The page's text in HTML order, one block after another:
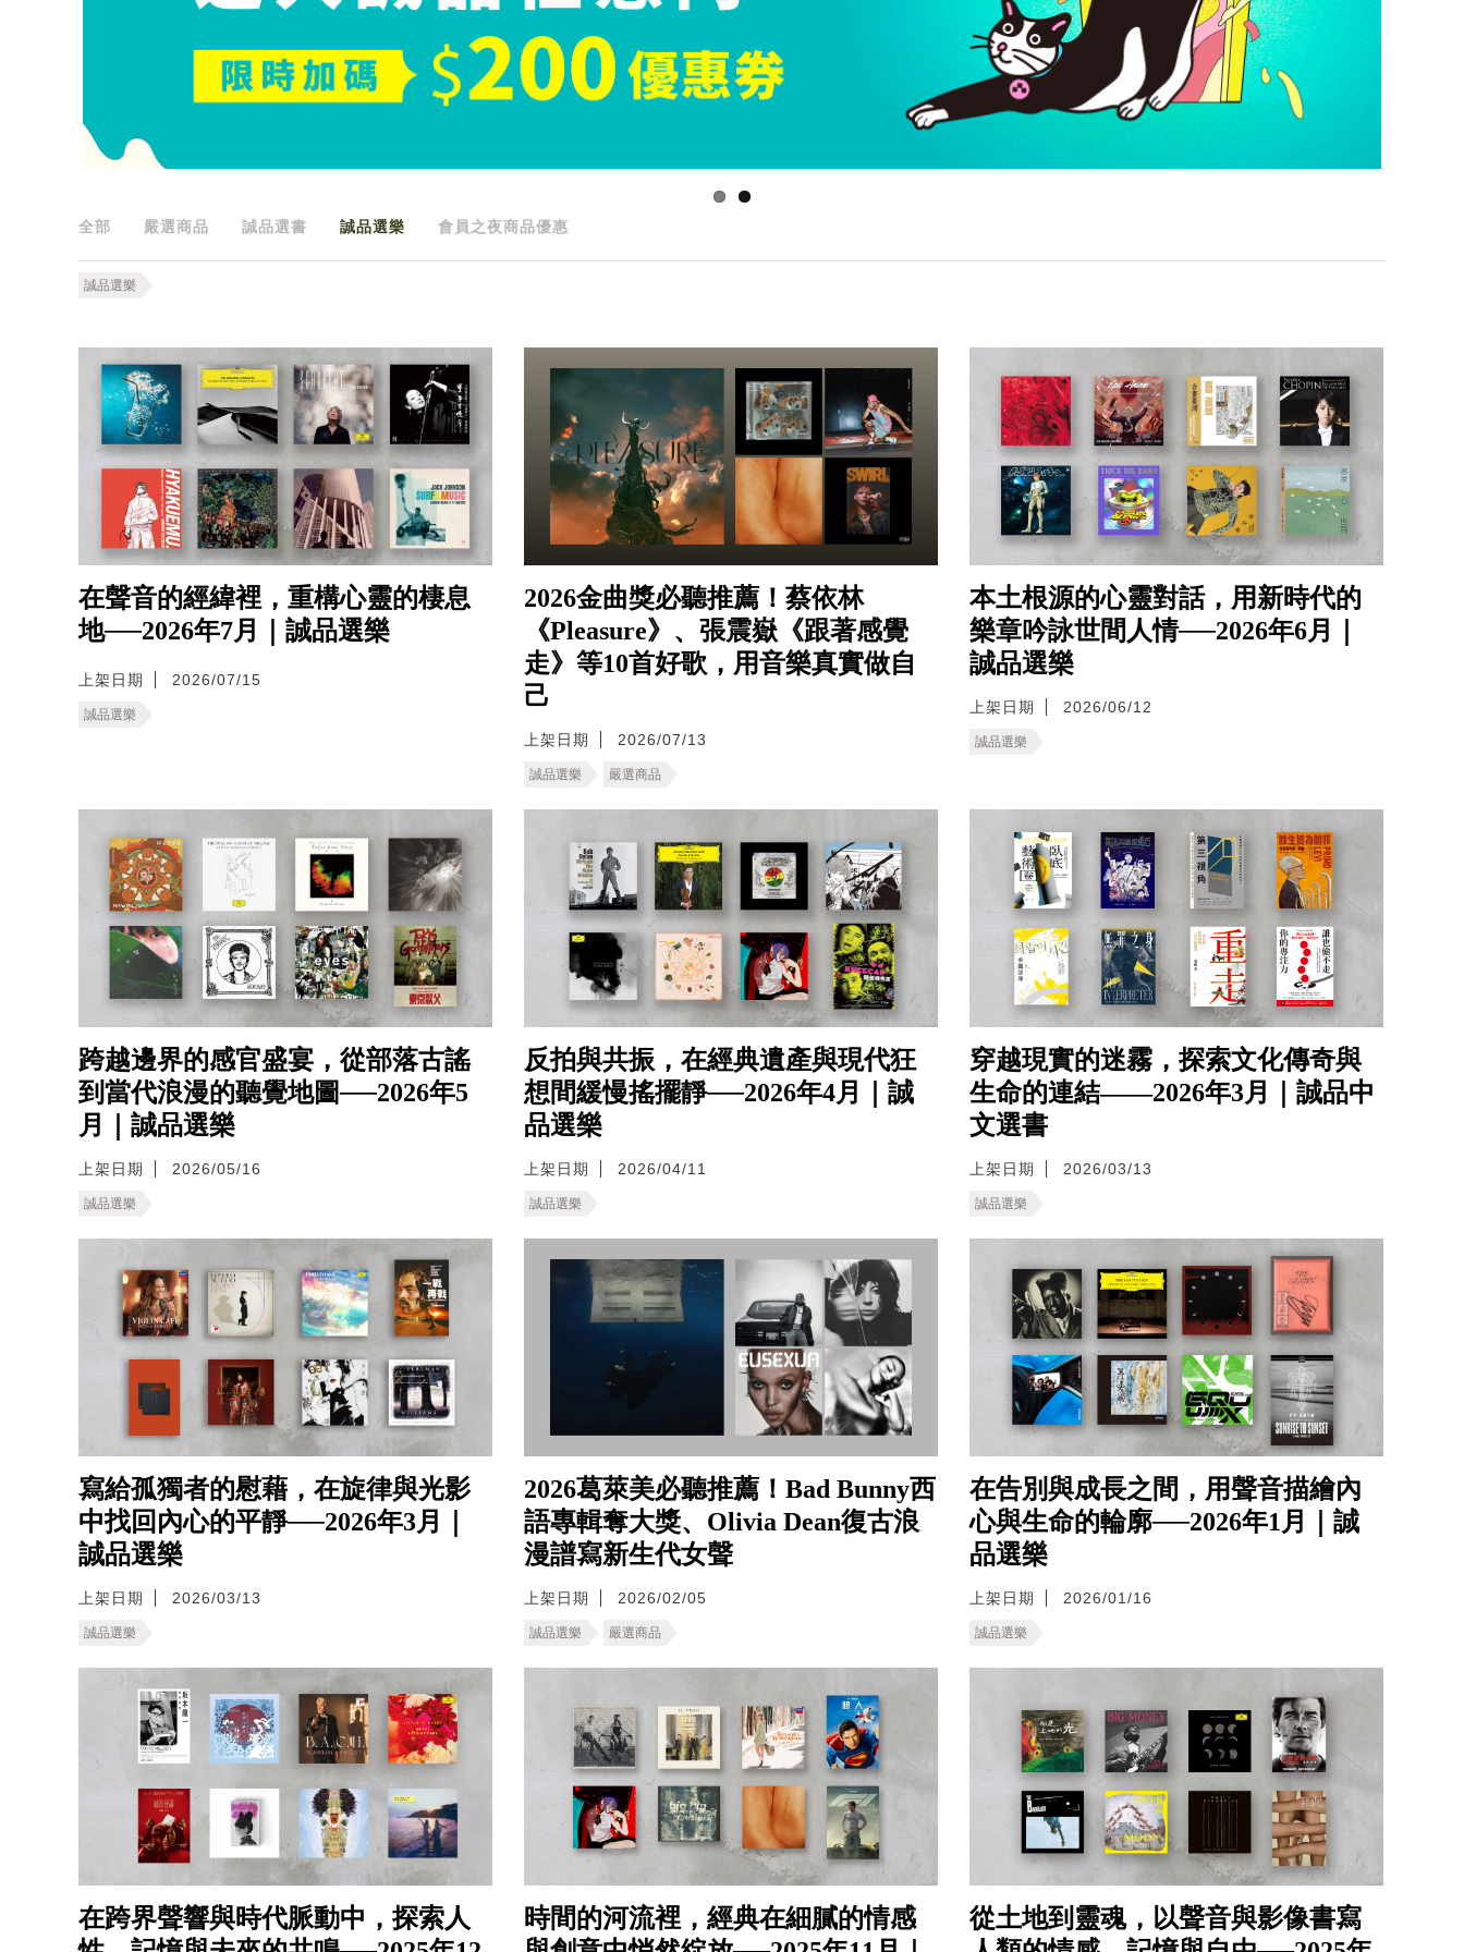
全部 嚴選商品 誠品選書 誠品選樂 會員之夜商品優惠
誠品選樂
在聲音的經緯裡，重構心靈的棲息
地──2026年7月｜誠品選樂
上架日期 2026/07/15
誠品選樂
2026金曲獎必聽推薦！蔡依林
《Pleasure》、張震嶽《跟著感覺
走》等10首好歌，用音樂真實做自
己
上架日期 2026/07/13
誠品選樂 嚴選商品
本土根源的心靈對話，用新時代的
樂章吟詠世間人情──2026年6月｜
誠品選樂
上架日期 2026/06/12
誠品選樂
跨越邊界的感官盛宴，從部落古謠
到當代浪漫的聽覺地圖──2026年5
月｜誠品選樂
上架日期 2026/05/16
誠品選樂
反拍與共振，在經典遺產與現代狂
想間緩慢搖擺靜──2026年4月｜誠
品選樂
上架日期 2026/04/11
誠品選樂
穿越現實的迷霧，探索文化傳奇與
生命的連結——2026年3月｜誠品中
文選書
上架日期 2026/03/13
誠品選樂
寫給孤獨者的慰藉，在旋律與光影
中找回內心的平靜──2026年3月｜
誠品選樂
上架日期 2026/03/13
誠品選樂
2026葛萊美必聽推薦！Bad Bunny西
語專輯奪大獎、Olivia Dean復古浪
漫譜寫新生代女聲
上架日期 2026/02/05
誠品選樂 嚴選商品
在告別與成長之間，用聲音描繪內
心與生命的輪廓──2026年1月｜誠
品選樂
上架日期 2026/01/16
誠品選樂
在跨界聲響與時代脈動中，探索人
時間的河流裡，經典在細膩的情感
從土地到靈魂，以聲音與影像書寫